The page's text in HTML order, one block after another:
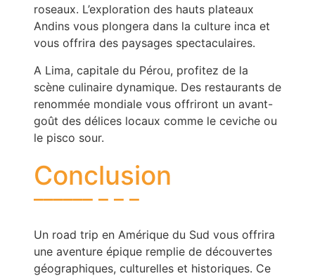
roseaux. L’exploration des hauts plateaux
Andins vous plongera dans la culture inca et
vous offrira des paysages spectaculaires.
A Lima, capitale du Pérou, profitez de la
scène culinaire dynamique. Des restaurants de
renommée mondiale vous offriront un avant-
goût des délices locaux comme le ceviche ou
le pisco sour.
Conclusion
Un road trip en Amérique du Sud vous offrira
une aventure épique remplie de découvertes
géographiques, culturelles et historiques. Ce